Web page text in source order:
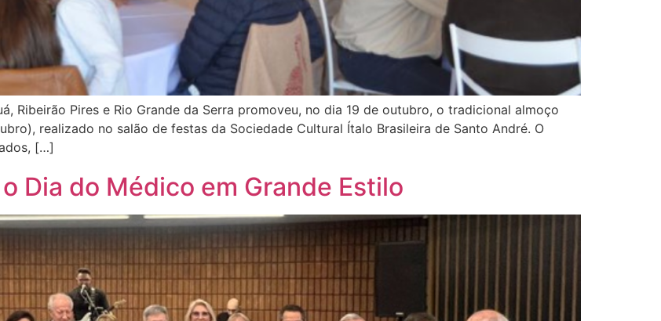
Ribeirão Pires e Rio Grande da Serra promoveu, no dia 19 de outubro, o tradicional almoço
realizado no salão de festas da Sociedade Cultural Ítalo Brasileira de Santo André. O
[…]
Dia do Médico em Grande Estilo